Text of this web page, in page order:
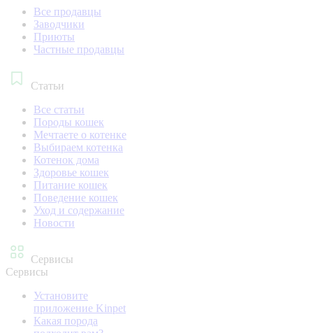
Все продавцы
Заводчики
Приюты
Частные продавцы
Статьи
Все статьи
Породы кошек
Мечтаете о котенке
Выбираем котенка
Котенок дома
Здоровье кошек
Питание кошек
Поведение кошек
Уход и содержание
Новости
Сервисы
Сервисы
Установите
приложение Kinpet
Какая порода